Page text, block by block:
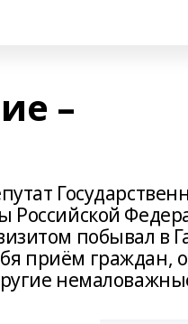
–
Российской
побывал в
приём граждан,